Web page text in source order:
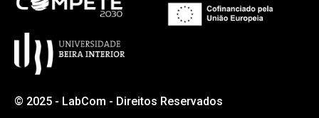
© 2025 - LabCom - Direitos Reservados